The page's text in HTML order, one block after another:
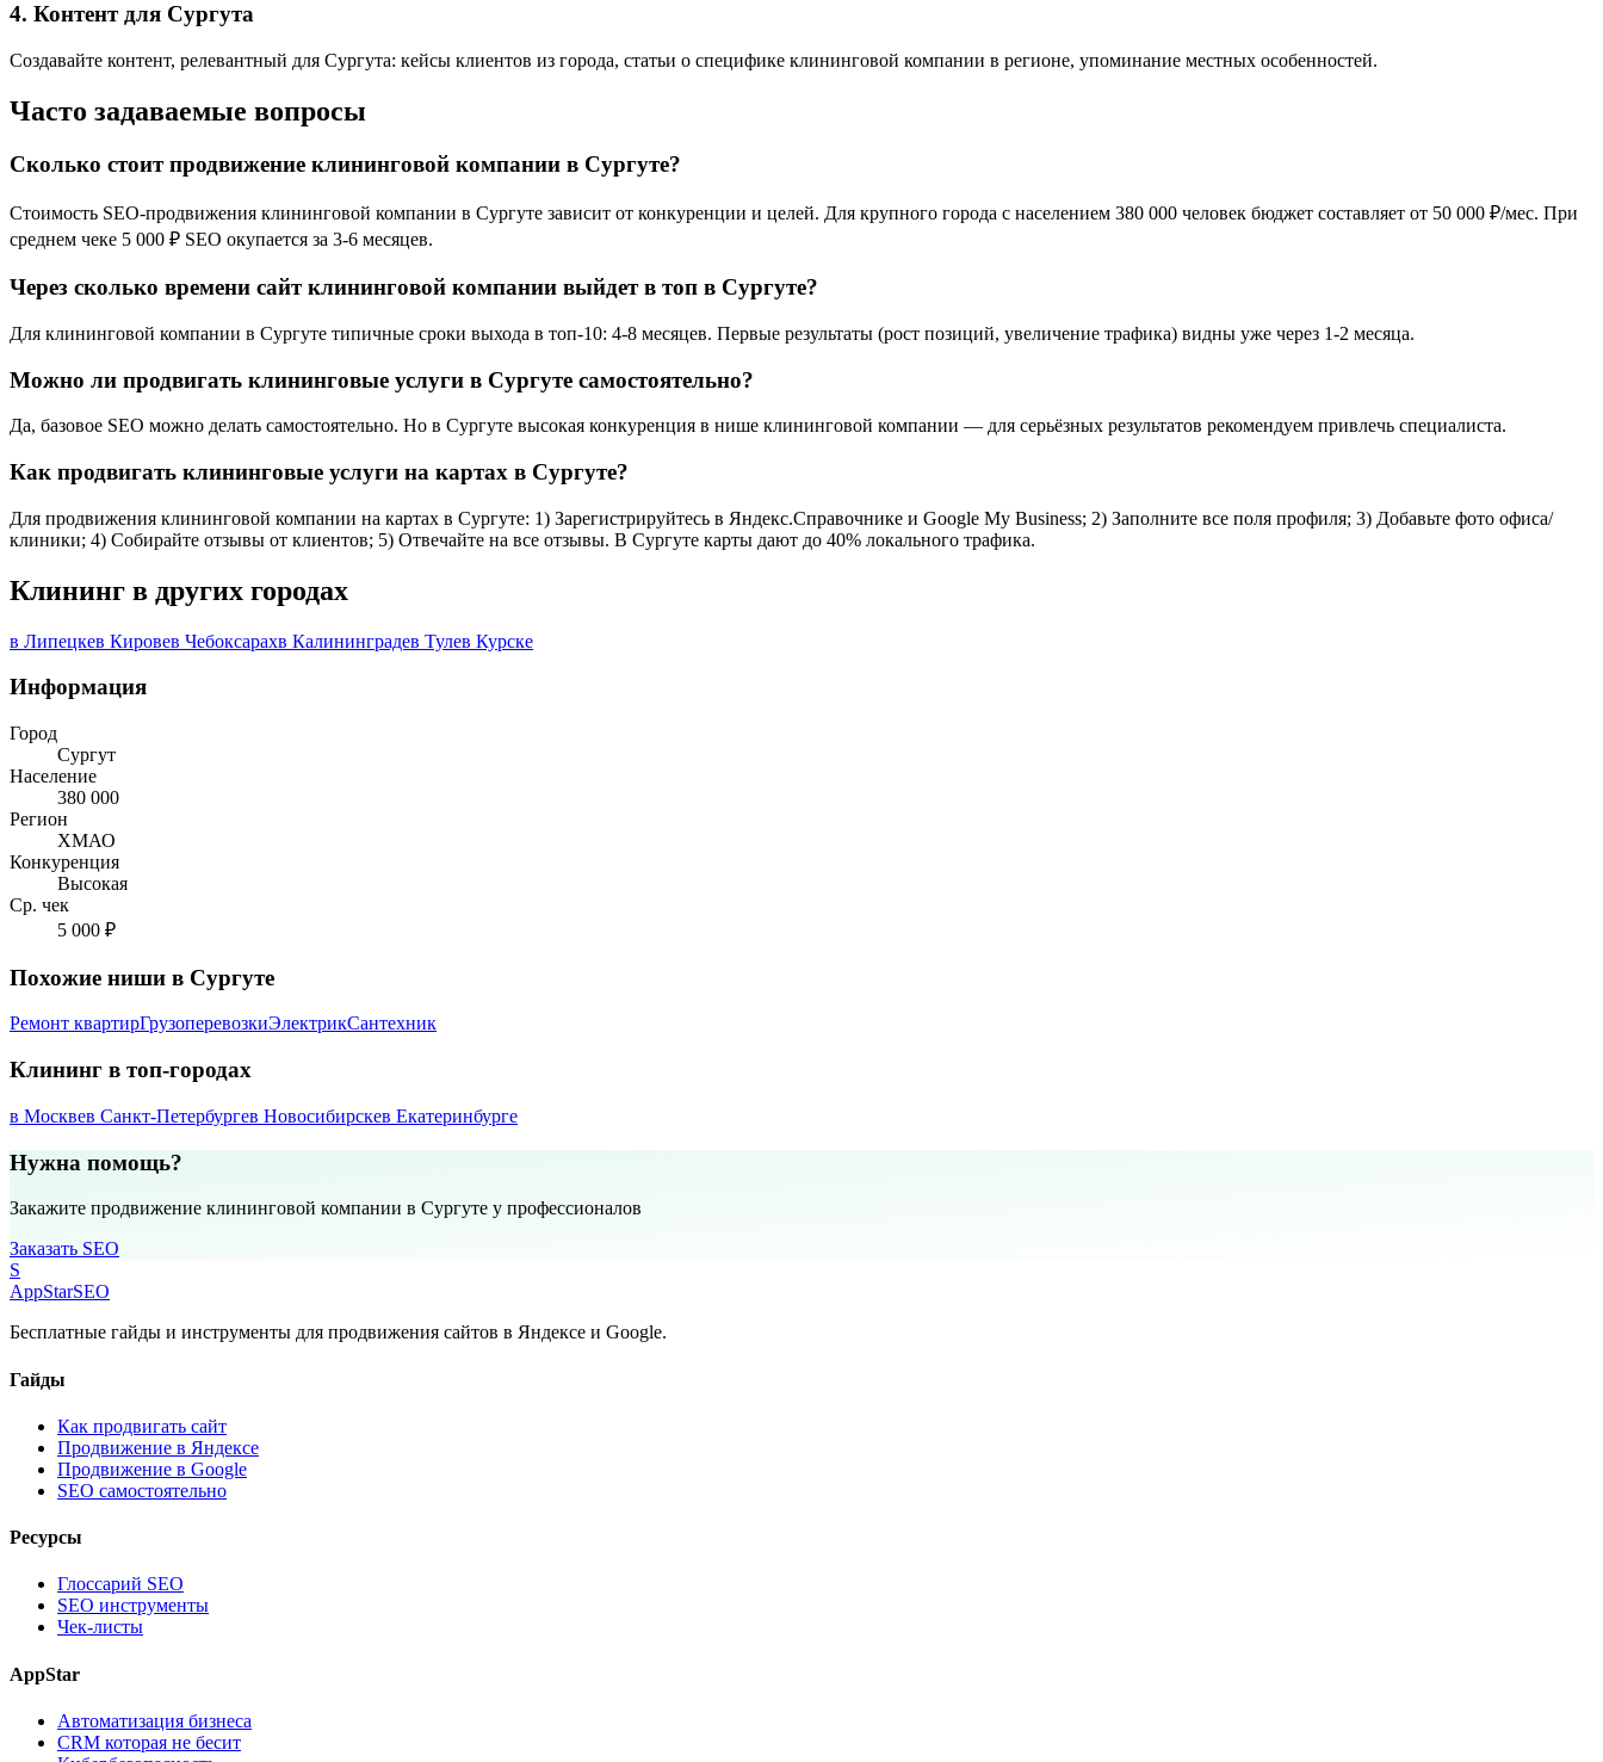
4. Контент для Сургута
Создавайте контент, релевантный для Сургута: кейсы клиентов из города, статьи о специфике клининговой компании в регионе, упоминание местных особенностей.
Часто задаваемые вопросы
Сколько стоит продвижение клининговой компании в Сургуте?
Стоимость SEO-продвижения клининговой компании в Сургуте зависит от конкуренции и целей. Для крупного города с населением 380 000 человек бюджет составляет от 50 000 ₽/мес. При
среднем чеке 5 000 ₽ SEO окупается за 3-6 месяцев.
Через сколько времени сайт клининговой компании выйдет в топ в Сургуте?
Для клининговой компании в Сургуте типичные сроки выхода в топ-10: 4-8 месяцев. Первые результаты (рост позиций, увеличение трафика) видны уже через 1-2 месяца.
Можно ли продвигать клининговые услуги в Сургуте самостоятельно?
Да, базовое SEO можно делать самостоятельно. Но в Сургуте высокая конкуренция в нише клининговой компании — для серьёзных результатов рекомендуем привлечь специалиста.
Как продвигать клининговые услуги на картах в Сургуте?
Для продвижения клининговой компании на картах в Сургуте: 1) Зарегистрируйтесь в Яндекс.Справочнике и Google My Business; 2) Заполните все поля профиля; 3) Добавьте фото офиса/
клиники; 4) Собирайте отзывы от клиентов; 5) Отвечайте на все отзывы. В Сургуте карты дают до 40% локального трафика.
Клининг в других городах
в Липецкев Кировев Чебоксарахв Калининградев Тулев Курске
Информация
Город
Сургут
Население
380 000
Регион
ХМАО
Конкуренция
Высокая
Ср. чек
5 000 ₽
Похожие ниши в Сургуте
Ремонт квартирГрузоперевозкиЭлектрикСантехник
Клининг в топ-городах
в Москвев Санкт-Петербургев Новосибирскев Екатеринбурге
Нужна помощь?
Закажите продвижение клининговой компании в Сургуте у профессионалов
Заказать SEO
S
AppStarSEO
Бесплатные гайды и инструменты для продвижения сайтов в Яндексе и Google.
Гайды
Как продвигать сайт
Продвижение в Яндексе
Продвижение в Google
SEO самостоятельно
Ресурсы
Глоссарий SEO
SEO инструменты
Чек-листы
AppStar
Автоматизация бизнеса
CRM которая не бесит